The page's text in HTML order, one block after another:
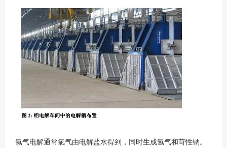
氯气电解通常氯气由电解盐水得到，同时生成氢气和苛性钠。